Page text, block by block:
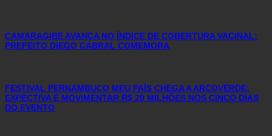
CAMARAGIBE AVANÇA NO ÍNDICE DE COBERTURA VACINAL:
PREFEITO DIEGO CABRAL COMEMORA
FESTIVAL PERNAMBUCO MEU PAÍS CHEGA A ARCOVERDE:
EXPECTIVA É MOVIMENTAR R$ 20 MILHÕES NOS CINCO DIAS
DO EVENTO